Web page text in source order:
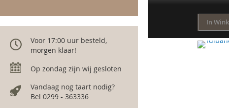
In
Voor 17:00 uur besteld,
morgen klaar!
Op zondag zijn wij gesloten
Vandaag nog taart nodig?
Bel 0299 - 363336